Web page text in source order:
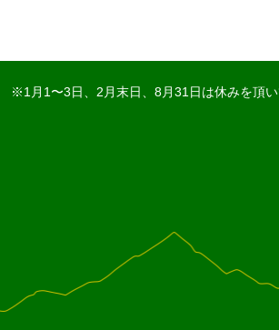
※1月1〜3日、2月末日、8月31日は休みを頂